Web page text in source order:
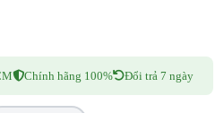
Chính hãng 100% Đổi trả 7 ngày